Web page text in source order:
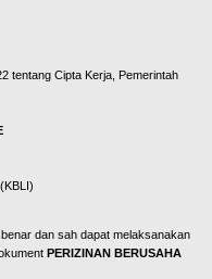
tentang Cipta Kerja, Pemerintah
(KBLI)
dan sah dapat melaksanakan
PERIZINAN BERUSAHA